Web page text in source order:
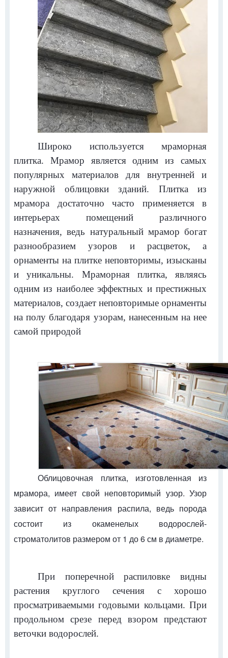
Широко используется мраморная
плитка. Мрамор является одним из самых
популярных материалов для внутренней и
наружной облицовки зданий. Плитка из
мрамора достаточно часто применяется в
интерьерах помещений различного
назначения, ведь натуральный мрамор богат
разнообразием узоров и расцветок, а
орнаменты на плитке неповторимы, изысканы
и уникальны. Мраморная плитка, являясь
одним из наиболее эффектных и престижных
материалов, создает неповторимые орнаменты
на полу благодаря узорам, нанесенным на нее
самой природой
Облицовочная плитка, изготовленная из
мрамора, имеет свой неповторимый узор. Узор
зависит от направления распила, ведь порода
состоит из окаменелых водорослей-
строматолитов размером от 1 до 6 см в диаметре.
При поперечной распиловке видны
растения круглого сечения с хорошо
просматриваемыми годовыми кольцами. При
продольном срезе перед взором предстают
веточки водорослей.